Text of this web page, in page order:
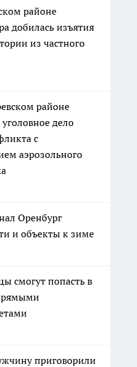
районе
добилась изъятия
из частного
районе
дело
с
аэрозольного
Оренбург
и объекты к зиме
смогут попасть в
приговорили